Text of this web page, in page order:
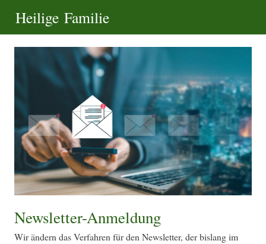
Heilige Familie
Newsletter-Anmeldung
Wir ändern das Verfahren für den Newsletter, der bislang im